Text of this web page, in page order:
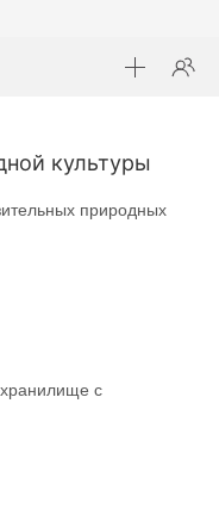
культуры
природных
с